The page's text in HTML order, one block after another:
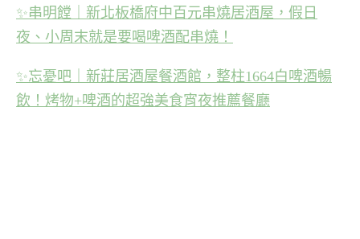
✨串明饄｜新北板橋府中百元串燒居酒屋，假日
夜、小周末就是要喝啤酒配串燒！
✨忘憂吧｜新莊居酒屋餐酒館，整柱1664白啤酒暢
飲！烤物+啤酒的超強美食宵夜推薦餐廳